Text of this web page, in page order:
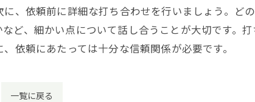
、依頼前に詳細な打ち合わせを行いましょう。ど
ど、細かい点について話し合うことが大切です。
依頼にあたっては十分な信頼関係が必要です。
一覧に戻る